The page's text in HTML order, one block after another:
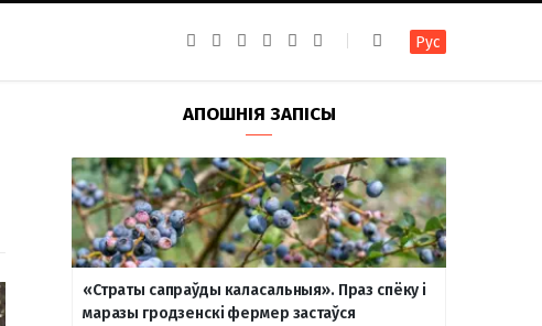
b
o
k
a
g
a
m
g
r
a
m
u
b
т
а
т
е
Рус
АПОШНІЯ ЗАПІСЫ
«Страты сапраўды каласальныя». Праз спёку і
маразы гродзенскі фермер застаўся